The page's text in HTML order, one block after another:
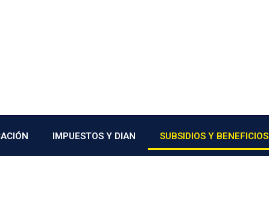
IMPUESTOS Y DIAN SUBSIDIOS Y BENEFICIOS